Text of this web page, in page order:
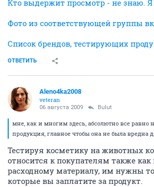
Удивлена многими ответами, а мне
отключать при покупке, просто не
Конечно, очень верно подмечено:
плохо относятся к животным, к
ОТВЕТИТЬ
Штучный экземпляр
06 августа 2009 Anna333
да не будет доброты... о чем вы???
ясно и понятно.
ОТВЕТИТЬ